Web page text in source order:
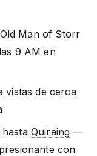
Man of Storr
9 AM en
vistas de cerca
Quiraing —
con